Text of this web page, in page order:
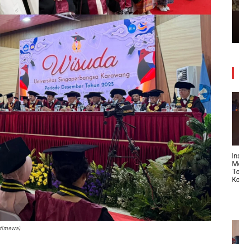
Bangunan Toko Swalayan Tokma
Kosambi Jum’at Malam
24 Juli 2026